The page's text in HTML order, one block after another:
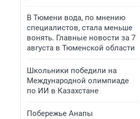
В Тюмени вода, по мнению
специалистов, стала меньше
вонять. Главные новости за 7
августа в Тюменской области
Школьники победили на
Международной олимпиаде
по ИИ в Казахстане
Побережье Анапы